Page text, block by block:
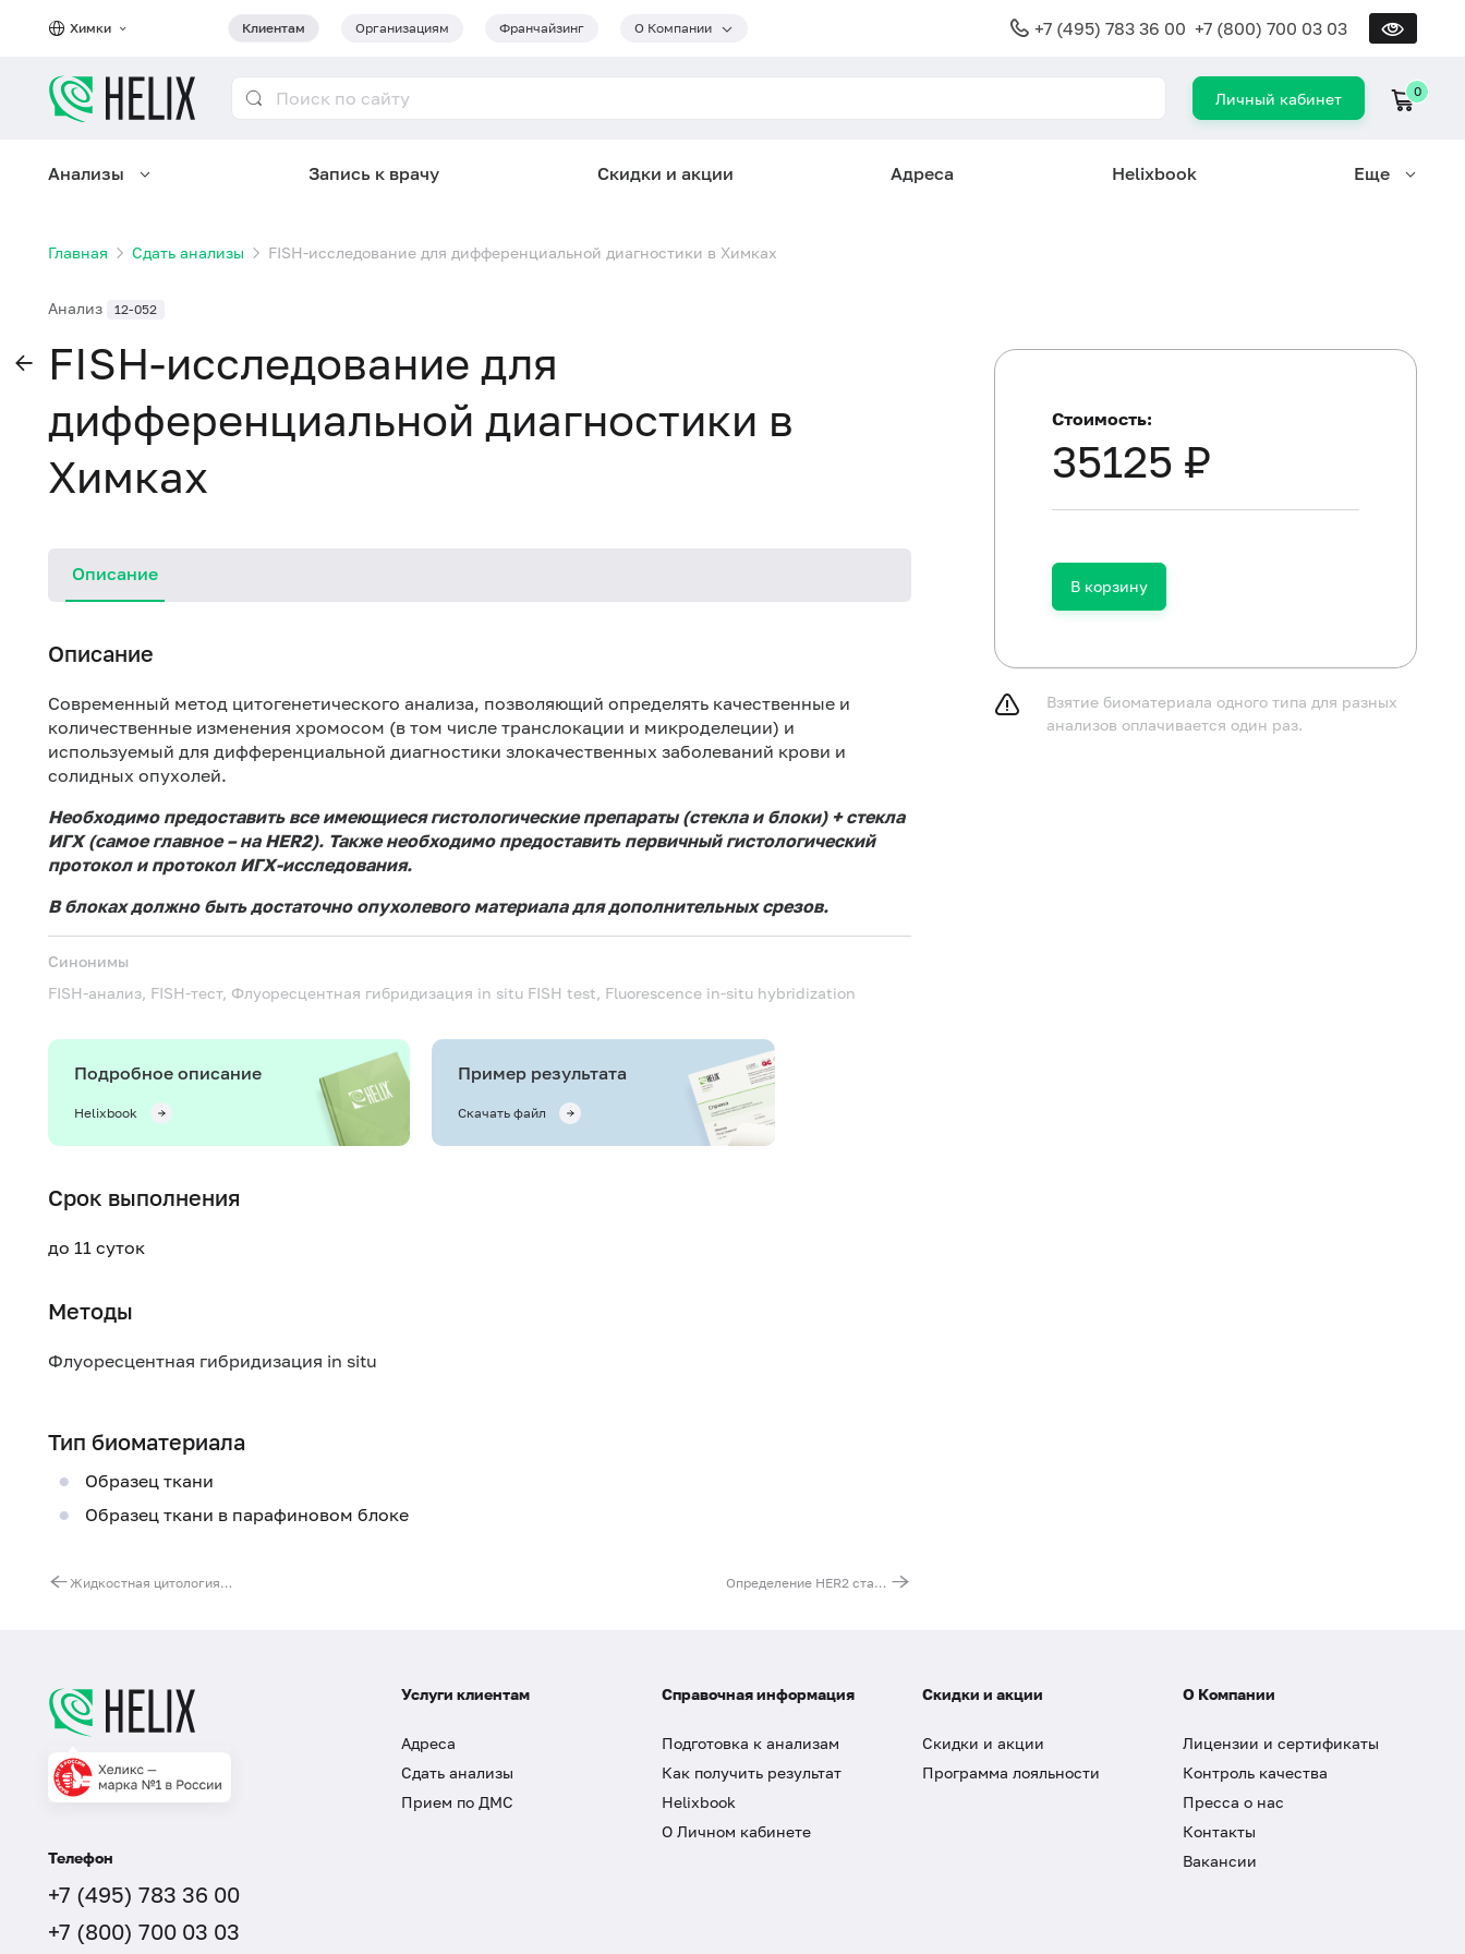
Химки Клиентам Организациям Франчайзинг О Компании +7 (495) 783 36 00 +7 (800) 700 03 03
Личный кабинет 0
Анализы Запись к врачу Скидки и акции Адреса Helixbook Еще
Главная Сдать анализы FISH-исследование для дифференциальной диагностики в Химках
Анализ 12-052
FISH-исследование для
дифференциальной диагностики в
Химках
Описание
Описание
Современный метод цитогенетического анализа, позволяющий определять качественные и
количественные изменения хромосом (в том числе транслокации и микроделеции) и
используемый для дифференциальной диагностики злокачественных заболеваний крови и
солидных опухолей.
Необходимо предоставить все имеющиеся гистологические препараты (стекла и блоки) + стекла
ИГХ (самое главное – на HER2). Также необходимо предоставить первичный гистологический
протокол и протокол ИГХ-исследования.
В блоках должно быть достаточно опухолевого материала для дополнительных срезов.
Синонимы
FISH-анализ, FISH-тест, Флуоресцентная гибридизация in situ FISH test, Fluorescence in-situ hybridization
Подробное описание
Helixbook
Пример результата
Скачать файл
Срок выполнения
до 11 суток
Методы
Флуоресцентная гибридизация in situ
Тип биоматериала
Образец ткани
Образец ткани в парафиновом блоке
Жидкостная цитология. Исследование соскоба шейки матки и цервикального канала (окрашивание по Папаниколау) Определение HER2 статуса опухоли методом FISH
Стоимость:
35125 ₽
В корзину
Взятие биоматериала одного типа для разных
анализов оплачивается один раз.
Телефон
+7 (495) 783 36 00
+7 (800) 700 03 03
Услуги клиентам
Адреса
Сдать анализы
Прием по ДМС
Справочная информация
Подготовка к анализам
Как получить результат
Helixbook
О Личном кабинете
Скидки и акции
Скидки и акции
Программа лояльности
О Компании
Лицензии и сертификаты
Контроль качества
Пресса о нас
Контакты
Вакансии